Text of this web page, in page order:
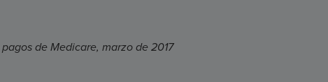
de Medicare, marzo de 2017